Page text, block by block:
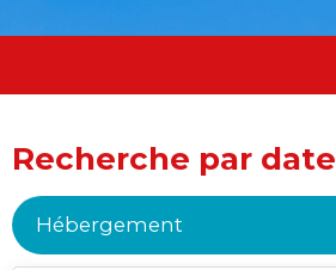
Recherche par date
Hébergement